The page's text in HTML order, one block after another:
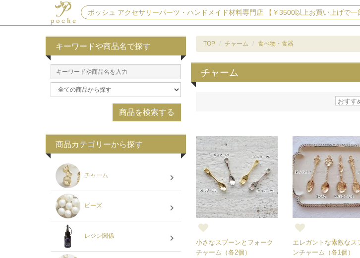
ポッシュ アクセサリーパーツ・ハンドメイド材料専門店 【￥3500以上お買い上げで一
TOP チャーム 食べ物・食器
チャーム
小さなスプーンとフォーク
チャーム（各2個）
エレガントな素敵なス
ンチャーム（各1個）
キーワードや商品名で探す
商品カテゴリーから探す
チャーム
ビーズ
レジン関係